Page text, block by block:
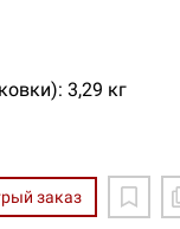
3,29 кг
заказ